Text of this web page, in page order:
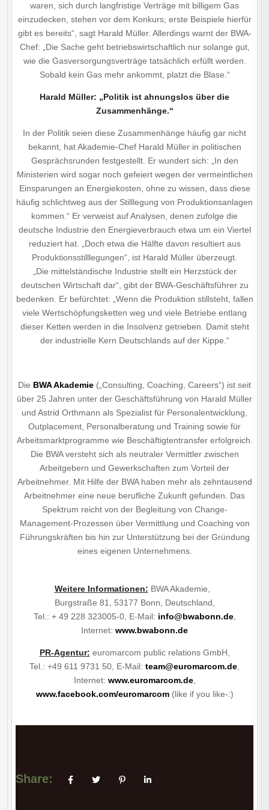
waren, sich durch langfristige Verträge mit billigem Gas
einzudecken, stehen vor dem Konkurs; erste Beispiele hierfür
gibt es bereits“, sagt Harald Müller. Allerdings warnt der BWA-
Chef: „Die Sache geht betriebs­wirtschaftlich nur solange gut,
wie die Gasversorgungsverträge tatsächlich erfüllt werden.
Sobald kein Gas mehr ankommt, platzt die Blase.“
Harald Müller: „Politik ist ahnungslos über die
Zusammenhänge.“
In der Politik seien diese Zusammenhänge häufig gar nicht
bekannt, hat Akademie-Chef Harald Müller in politischen
Gesprächsrunden festgestellt. Er wundert sich: „In den
Ministerien wird sogar noch gefeiert wegen der vermeintlichen
Einsparungen an Energiekosten, ohne zu wissen, dass diese
häufig schlichtweg aus der Stilllegung von Produktionsanlagen
kommen.“ Er verweist auf Analysen, denen zufolge die
deutsche Industrie den Energieverbrauch etwa um ein Viertel
reduziert hat. „Doch etwa die Hälfte davon resultiert aus
Produktionsstilllegungen“, ist Harald Müller überzeugt.
„Die mittelständische Industrie stellt ein Herzstück der
deutschen Wirtschaft dar“, gibt der BWA-Geschäftsführer zu
bedenken. Er befürchtet: „Wenn die Produktion stillsteht, fallen
viele Wert­schöpfungsketten weg und viele Betriebe entlang
dieser Ketten werden in die Insolvenz getrieben. Damit steht
der industrielle Kern Deutschlands auf der Kippe.“
Die BWA Akademie („Consulting, Coaching, Careers“) ist seit
über 25 Jahren unter der Geschäftsführung von Harald Müller
und Astrid Orthmann als Spezialist für Personalentwicklung,
Outplacement, Personalberatung und Training sowie für
Arbeitsmarktprogramme wie Beschäftigtentransfer erfolgreich.
Die BWA versteht sich als neutraler Vermittler zwischen
Arbeitgebern und Gewerkschaften zum Vorteil der
Arbeitnehmer. Mit Hilfe der BWA haben mehr als zehntausend
Arbeitnehmer eine neue berufliche Zukunft gefunden. Das
Spektrum reicht von der Begleitung von Change-
Management-Prozessen über Vermittlung und Coaching von
Führungskräften bis hin zur Unterstützung bei der Gründung
eines eigenen Unternehmens.
Weitere Informationen: BWA Akademie,
Burgstraße 81, 53177 Bonn, Deutschland,
Tel.: + 49 228 323005-0, E-Mail: info@bwabonn.de,
Internet: www.bwabonn.de
PR-Agentur: euromarcom public relations GmbH,
Tel.: +49 611 9731 50, E-Mail: team@euromarcom.de
Internet: www.euromarcom.de,
www.facebook.com/euromarcom(like if you like-:)
Share: